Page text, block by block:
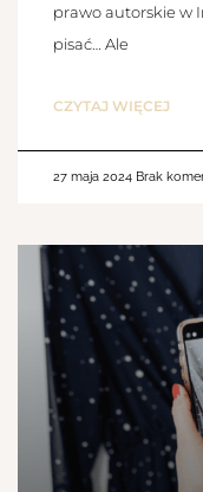
prawo autorskie w
pisać… Ale
CZYTAJ WIĘCEJ
27 maja 2024 Brak